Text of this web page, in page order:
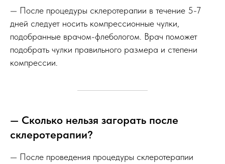
— После процедуры склеротерапии в течение 5-7
дней следует носить компрессионные чулки,
подобранные врачом-флебологом. Врач поможет
подобрать чулки правильного размера и степени
компрессии.
— Сколько нельзя загорать после
склеротерапии?
— После проведения процедуры склеротерапии